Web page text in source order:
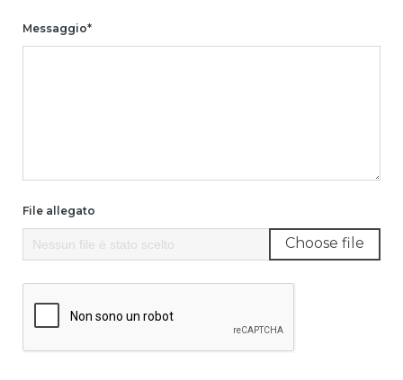
Messaggio*
File allegato
Choose file